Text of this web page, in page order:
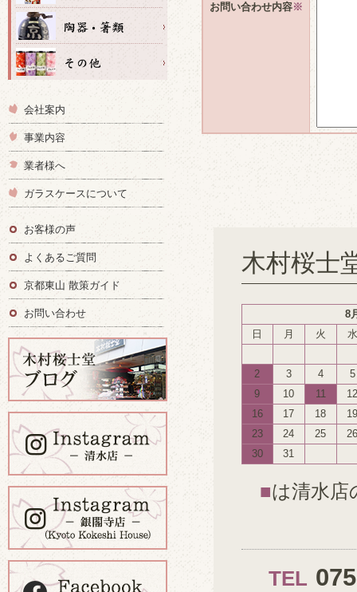
お問い合わせ内容※
木村桜士
8
日
月 火 水
2 3 4
5
9
10 11
12
16
17 18
19
23
24 25
26
30
31
■は清水店
TEL
会社案内
事業内容
業者様へ
ガラスケースについて
お客様の声
よくあるご質問
京都東山 散策ガイド
お問い合わせ